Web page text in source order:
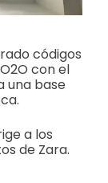
códigos
con el
una base
a los
de Zara.